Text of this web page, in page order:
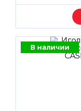
В наличии